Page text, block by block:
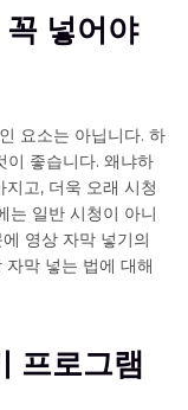
지
는 방법
넣어야
요소는 아닙니다. 하
이 좋습니다. 왜냐하
고, 더욱 오래 시청
는 일반 시청이 아니
영상 자막 넣기의
막 넣는 법에 대해
프로그램